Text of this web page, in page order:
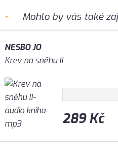
Mohlo by vás také
NESBO JO
Krev na sněhu II
289 Kč